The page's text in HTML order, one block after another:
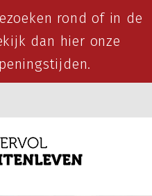
rond of in de
dan hier onze